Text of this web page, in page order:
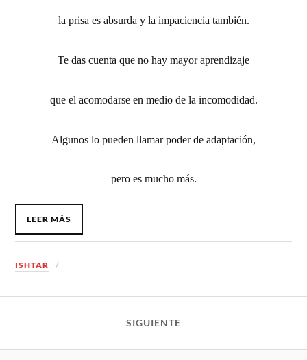
la prisa es absurda y la impaciencia también.
Te das cuenta que no hay mayor aprendizaje
que el acomodarse en medio de la incomodidad.
Algunos lo pueden llamar poder de adaptación,
pero es mucho más.
LEER MÁS
ISHTAR
SIGUIENTE